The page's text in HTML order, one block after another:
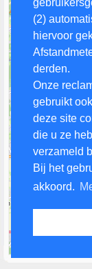
(2)
hiervoor
derden.
Onze
gebruikt
deze site
die u ze
verzameld
Bij het
akkoord.